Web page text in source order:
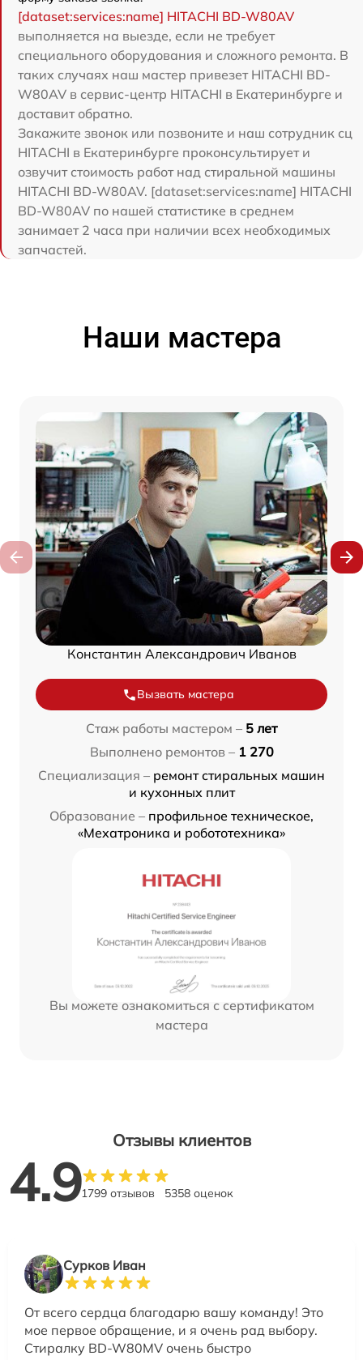
[dataset:services:name] HITACHI BD-W80AV
выполняется на выезде, если не требует
специального оборудования и сложного ремонта. В
таких случаях наш мастер привезет HITACHI BD-
W80AV в сервис-центр HITACHI в Екатеринбурге и
доставит обратно.
Закажите звонок или позвоните и наш сотрудник сц
HITACHI в Екатеринбурге проконсультирует и
озвучит стоимость работ над стиральной машины
HITACHI BD-W80AV. [dataset:services:name] HITACHI
BD-W80AV по нашей статистике в среднем
занимает 2 часа при наличии всех необходимых
запчастей.
Наши мастера
Константин Александрович Иванов
Вызвать мастера
Стаж работы мастером – 5 лет
Выполнено ремонтов – 1 270
Специализация – ремонт стиральных машин
и кухонных плит
Образование – профильное техническое,
«Мехатроника и робототехника»
Вы можете ознакомиться с сертификатом
мастера
Отзывы клиентов
4.91799 отзывов 5358 оценок
Сурков Иван
От всего сердца благодарю вашу команду! Это
мое первое обращение, и я очень рад выбору.
Стиралку BD-W80MV очень быстро